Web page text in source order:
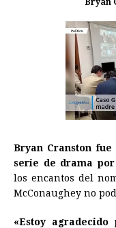
Bryan
Bryan Cranston
serie de drama por
los encantos del
McConaughey no
«Estoy